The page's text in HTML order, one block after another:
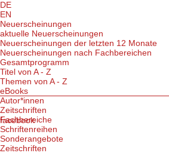
DE
EN
Neuerscheinungen
aktuelle Neuerscheinungen
Neuerscheinungen der letzten 12 Monate
Neuerscheinungen nach Fachbereichen
Gesamtprogramm
Titel von A - Z
Themen von A - Z
eBooks
Autor*innen
Zeitschriften
Fachbereiche
Schriftenreihen
Sonderangebote
Zeitschriften
facebook